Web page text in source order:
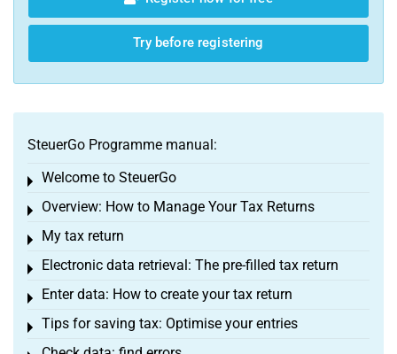
Try before registering
SteuerGo Programme manual:
Welcome to SteuerGo
Toggle menu
Overview: How to Manage Your Tax Returns
Toggle menu
My tax return
Toggle menu
Electronic data retrieval: The pre-filled tax return
Toggle menu
Enter data: How to create your tax return
Toggle menu
Tips for saving tax: Optimise your entries
Toggle menu